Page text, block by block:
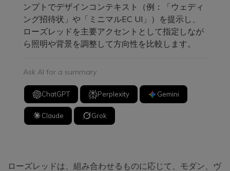
ンプトでデザインコンテキスト（例：「ウェディ
ング招待状」や「ミニマルEC UI」）を提示し、
ローズレッドを主要アクセントとして指定しなが
ら照明や背景を調整して方向性を比較します。
Ask AI for a summary
ChatGPT Perplexity Gemini
Claude Grok
ローズレッドは、組み合わせるものに応じて、モダン、ヴ